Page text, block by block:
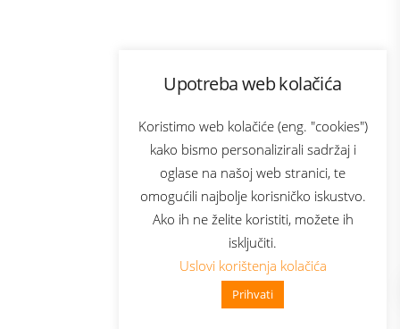
Upotreba web kolačića
Koristimo web kolačiće (eng. "cookies")
kako bismo personalizirali sadržaj i
oglase na našoj web stranici, te
omogućili najbolje korisničko iskustvo.
Ako ih ne želite koristiti, možete ih
isključiti.
Uslovi korištenja kolačića
Prihvati
👋 Zdravo, kako mogu pomoći?
Bonus plus
Prijava za newsletter